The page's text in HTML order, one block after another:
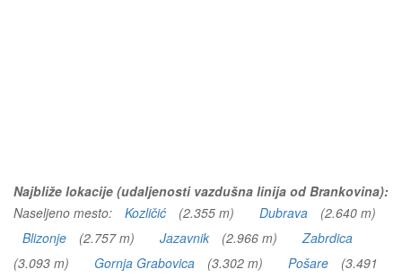
Najbliže lokacije (udaljenosti vazdušna linija od Brankovina):
Naseljeno mesto:
Kozličić (2.355 m) Dubrava
(2.640 m)
Blizonje
(2.757 m) Jazavnik (2.966 m)
Zabrdica
(3.093 m)
Gornja Grabovica (3.302 m) Pošare
(3.491